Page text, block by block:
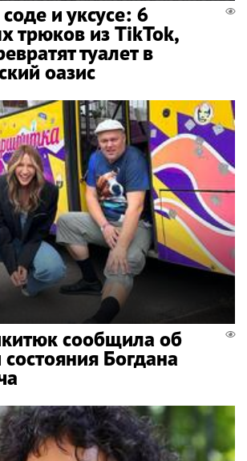
и уксусе: 6
трюков из TikTok,
туалет в
оазис
сообщила об
Богдана